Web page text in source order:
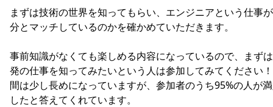
まずは技術の世界を知ってもらい、エンジニアという仕事
分とマッチしているのかを確かめていただきます。
事前知識がなくても楽しめる内容になっているので、まず
発の仕事を知ってみたいという人は参加してみてください
間は少し長めになっていますが、参加者のうち95%の人が
したと答えてくれています。